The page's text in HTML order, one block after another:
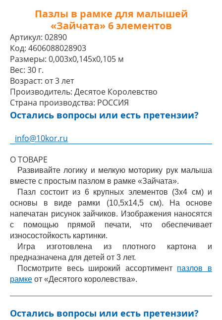
Пазлы в рамке для малышей
«Зайчата» 6 элементов
Артикул: 02890
Код: 4606088028903
Размеры: 0,003x0,145x0,105 м
Вес: 30 г.
Возраст: от 3 лет
Производитель: Десятое Королевство
Страна производства: РОССИЯ
Остались вопросы или есть претензии?
info@10kor.ru
О ТОВАРЕ
Развивайте логику и мелкую моторику рук малыша
вместе с простым пазлом в рамке «Зайчата».
Пазл состоит из 6 крупных элементов (3х4 см) и
основы в виде рамки (10,5х14,5 см). На основе
напечатан рисунок зайчиков. Изображения наносятся
с помощью прямой печати, что обеспечивает
износостойкость картинки.
Игра изготовлена из плотного картона и
предназначена для детей от 3 лет.
Посмотрите весь широкий ассортимент пазлов в
рамке от «Десятого королевства».
Остались вопросы или есть претензии?